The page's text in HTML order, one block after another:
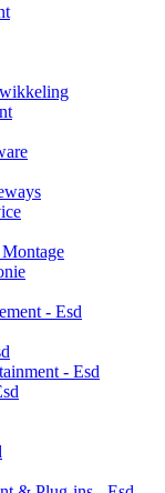
- Esd
- Esd